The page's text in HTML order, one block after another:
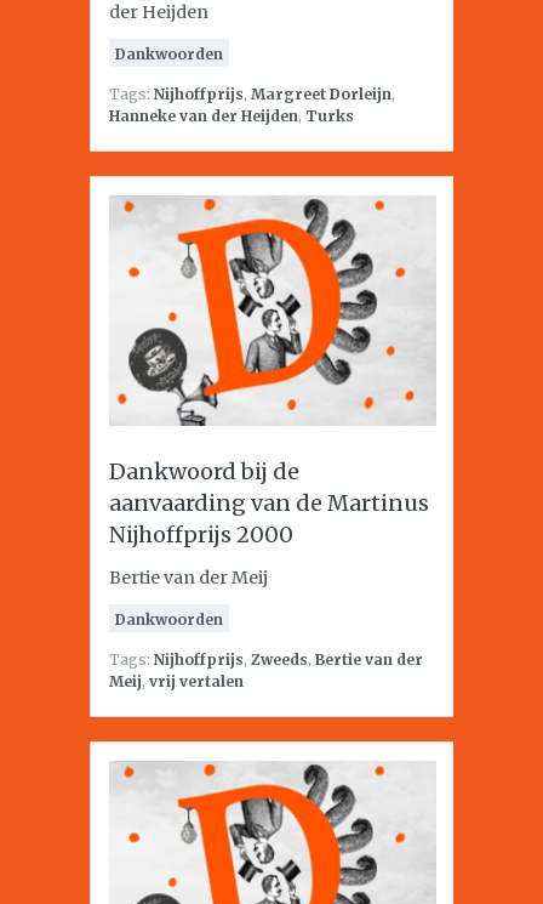
der Heijden
Dankwoorden
Tags: Nijhoffprijs, Margreet Dorleijn,
Hanneke van der Heijden, Turks
Dankwoord bij de
aanvaarding van de Martinus
Nijhoffprijs 2000
Bertie van der Meij
Dankwoorden
Tags: Nijhoffprijs, Zweeds, Bertie van der
Meij, vrij vertalen